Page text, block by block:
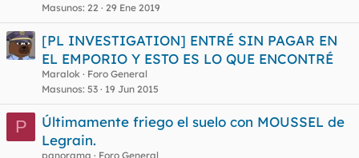
Masunos 22 29 Ene 2019
[PL INVESTIGATION] ENTRÉ SIN PAGAR EN
EL EMPORIO Y ESTO ES LO QUE ENCONTRÉ
Maralok
Foro General
Masunos 53 19 Jun 2015
P
Últimamente friego el suelo con MOUSSEL de
Legrain.
panorama
Foro General